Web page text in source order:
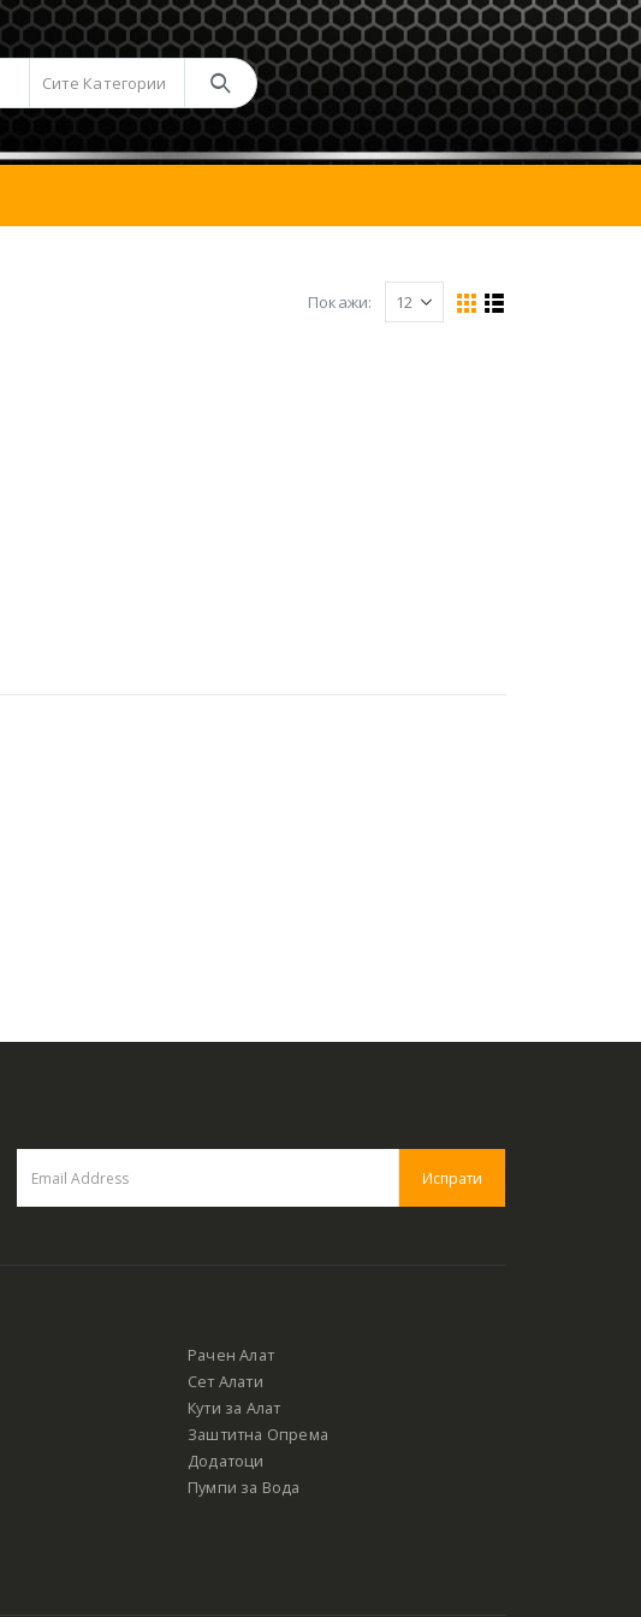
Сите Категории
Покажи:
Рачен Алат
Сет Алати
Кути за Алат
Заштитна Опрема
Додатоци
Пумпи за Вода